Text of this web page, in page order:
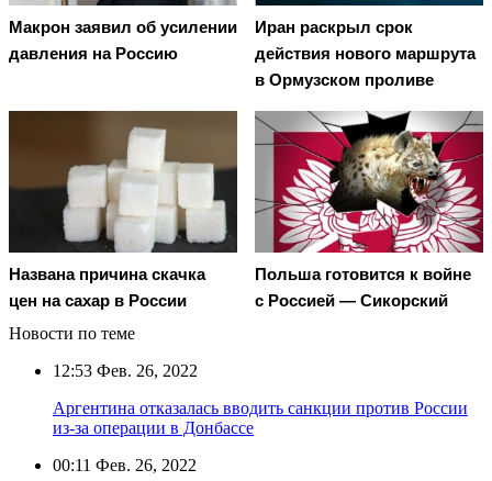
Макрон заявил об усилении
давления на Россию
Иран раскрыл срок
действия нового маршрута
в Ормузском проливе
Названа причина скачка
цен на сахар в России
Польша готовится к войне
с Россией — Сикорский
Новости по теме
12:53 Фев. 26, 2022
Аргентина отказалась вводить санкции против России
из-за операции в Донбассе
00:11 Фев. 26, 2022